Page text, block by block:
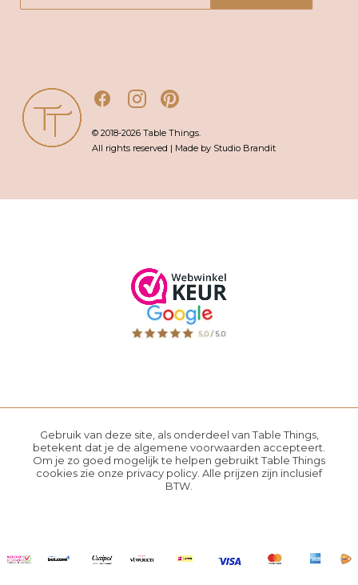
© 2018-2026 Table Things.
All rights reserved | Made by Studio Brandit
Gebruik van deze site, als onderdeel van Table Things,
betekent dat je de algemene voorwaarden accepteert.
Om je zo goed mogelijk te helpen gebruikt Table Things
cookies zie onze privacy policy . Alle prijzen zijn inclusief
BTW.